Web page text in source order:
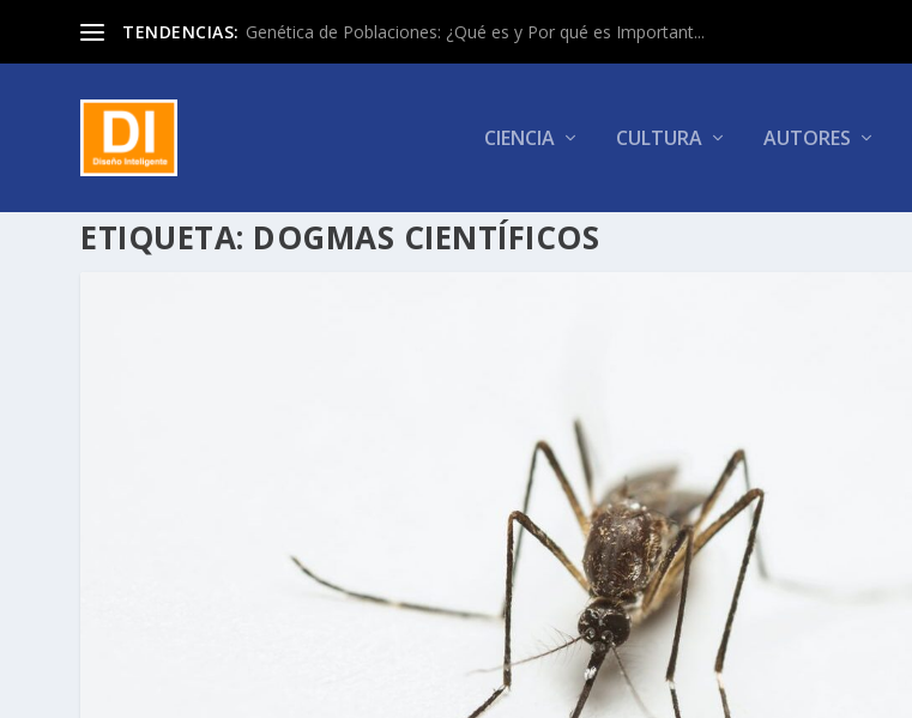
TENDENCIAS: Genética de Poblaciones: ¿Qué es y Por qué es Important...
CIENCIA CULTURA AUTORES
ETIQUETA: DOGMAS CIENTÍFICOS